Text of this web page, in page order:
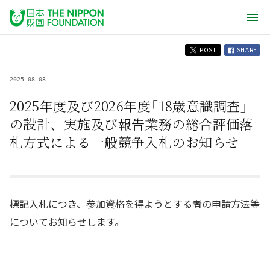
POST SHARE
2025.08.08
2025年度及び2026年度「18歳意識調査」
の設計、実施及び報告業務の総合評価落
札方式による一般競争入札のお知らせ
標記入札につき、参加資格を得ようとする者の申請方法等
についてお知らせします。